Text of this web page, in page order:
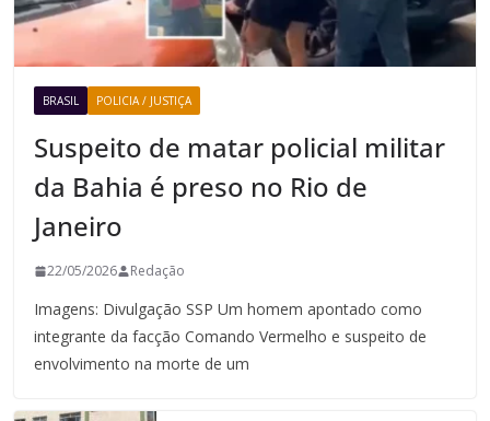
BRASIL POLICIA / JUSTIÇA
Suspeito de matar policial militar
da Bahia é preso no Rio de
Janeiro
22/05/2026 Redação
Imagens: Divulgação SSP Um homem apontado como
integrante da facção Comando Vermelho e suspeito de
envolvimento na morte de um